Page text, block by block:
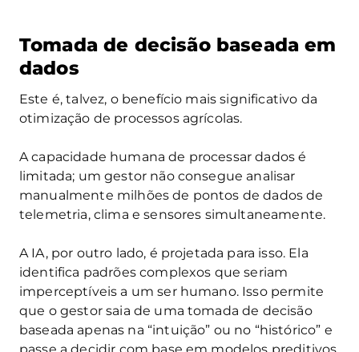
Tomada de decisão baseada em
dados
Este é, talvez, o benefício mais significativo da
otimização de processos agrícolas.
A capacidade humana de processar dados é
limitada; um gestor não consegue analisar
manualmente milhões de pontos de dados de
telemetria, clima e sensores simultaneamente.
A IA, por outro lado, é projetada para isso. Ela
identifica padrões complexos que seriam
imperceptíveis a um ser humano. Isso permite
que o gestor saia de uma tomada de decisão
baseada apenas na “intuição” ou no “histórico” e